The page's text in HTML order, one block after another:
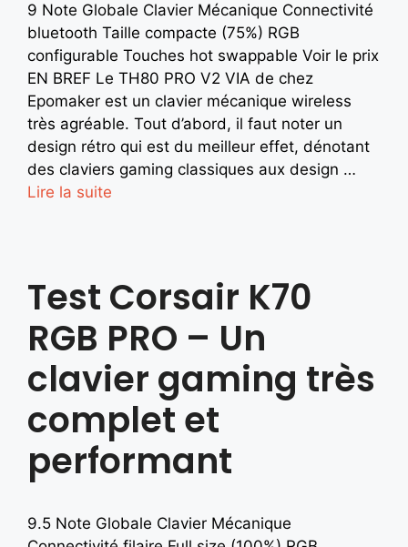
9 Note Globale Clavier Mécanique Connectivité
bluetooth Taille compacte (75%) RGB
configurable Touches hot swappable Voir le prix
EN BREF Le TH80 PRO V2 VIA de chez
Epomaker est un clavier mécanique wireless
très agréable. Tout d’abord, il faut noter un
design rétro qui est du meilleur effet, dénotant
des claviers gaming classiques aux design …
Lire la suite
Test Corsair K70
RGB PRO – Un
clavier gaming très
complet et
performant
9.5 Note Globale Clavier Mécanique